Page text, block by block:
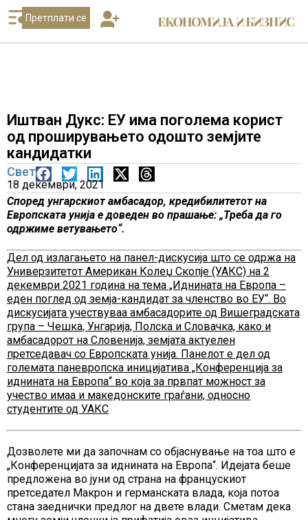
Претплати се
Иштван Дукс: ЕУ има поголема корист
од проширувањето одошто земјите
кандидатки
Свет
18 декември, 2021
Според унгарскиот амбасадор, кредибилитетот на
Европската унија е доведен во прашање: „Треба да го
одржиме ветувањето“.
Дел од излагањето на панел-дискусија што се одржа на
Универзитетот Американ Колеџ Скопје (УАКС) на 2
декември 2021 година на тема „Иднината на Европа –
еден поглед од земја-кандидат за членство во ЕУ“. Во
дискусијата учествуваа амбасадорите од Вишеградската
група – Чешка, Унгарија, Полска и Словачка, како и
амбасадорот на Словенија, земјата актуелен
претседавач со Европската унија. Панелот е дел од
големата паневропска иницијатива „Конференција за
иднината на Европа“ во која за првпат можност за
учество имаа и македонските граѓани, односно
студентите од УАКС
Дозволете ми да започнам со објаснување на тоа што е
„Конференцијата за иднината на Европа“. Идејата беше
предложена во јуни од страна на францускиот
претседател Макрон и германската влада, која потоа
стана заеднички предлог на двете влади. Сметам дека